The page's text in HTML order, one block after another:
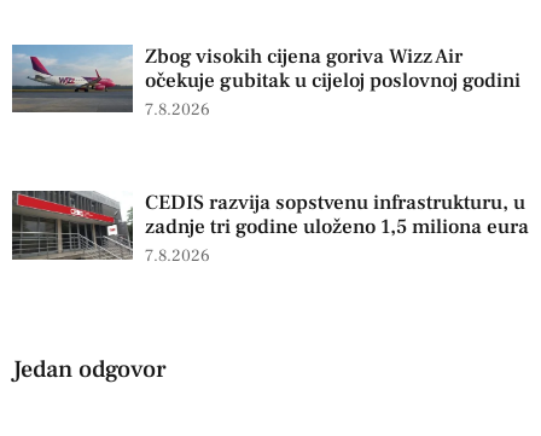
Zbog visokih cijena goriva Wizz Air
očekuje gubitak u cijeloj poslovnoj godini
7.8.2026
CEDIS razvija sopstvenu infrastrukturu, u
zadnje tri godine uloženo 1,5 miliona eura
7.8.2026
Jedan odgovor